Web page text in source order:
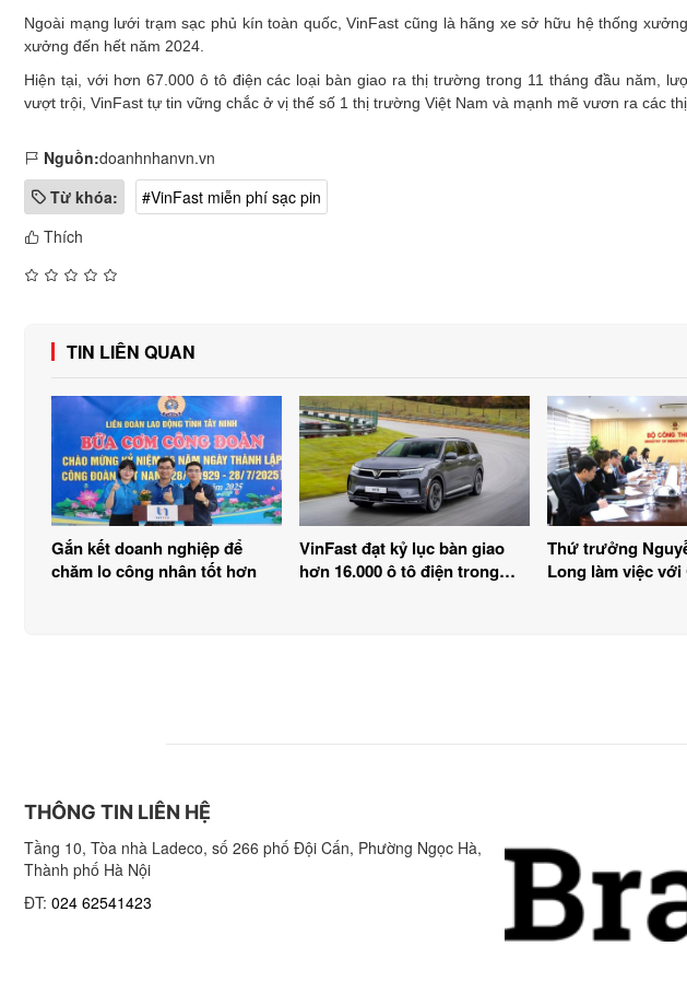
Ngoài mạng lưới trạm sạc phủ kín toàn quốc, VinFast cũng là hãng xe sở hữu hệ thống
xưởng đến hết năm 2024.
Hiện tại, với hơn 67.000 ô tô điện các loại bàn giao ra thị trường trong 11 tháng đầu năm,
vượt trội, VinFast tự tin vững chắc ở vị thế số 1 thị trường Việt Nam và mạnh mẽ vươn ra các
Nguồn:doanhnhanvn.vn
Từ khóa:
#VinFast miễn phí sạc pin
Thích
TIN LIÊN QUAN
Gắn kết doanh nghiệp để
chăm lo công nhân tốt hơn
VinFast đạt kỷ lục bàn giao
hơn 16.000 ô tô điện trong
Thứ trưởng
Long làm việc với
THÔNG TIN LIÊN HỆ
Tầng 10, Tòa nhà Ladeco, số 266 phố Đội Cấn, Phường Ngọc Hà,
Thành phố Hà Nội
ĐT: 024 62541423